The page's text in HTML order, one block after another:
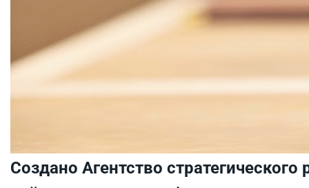
Создано Агентство стратегического